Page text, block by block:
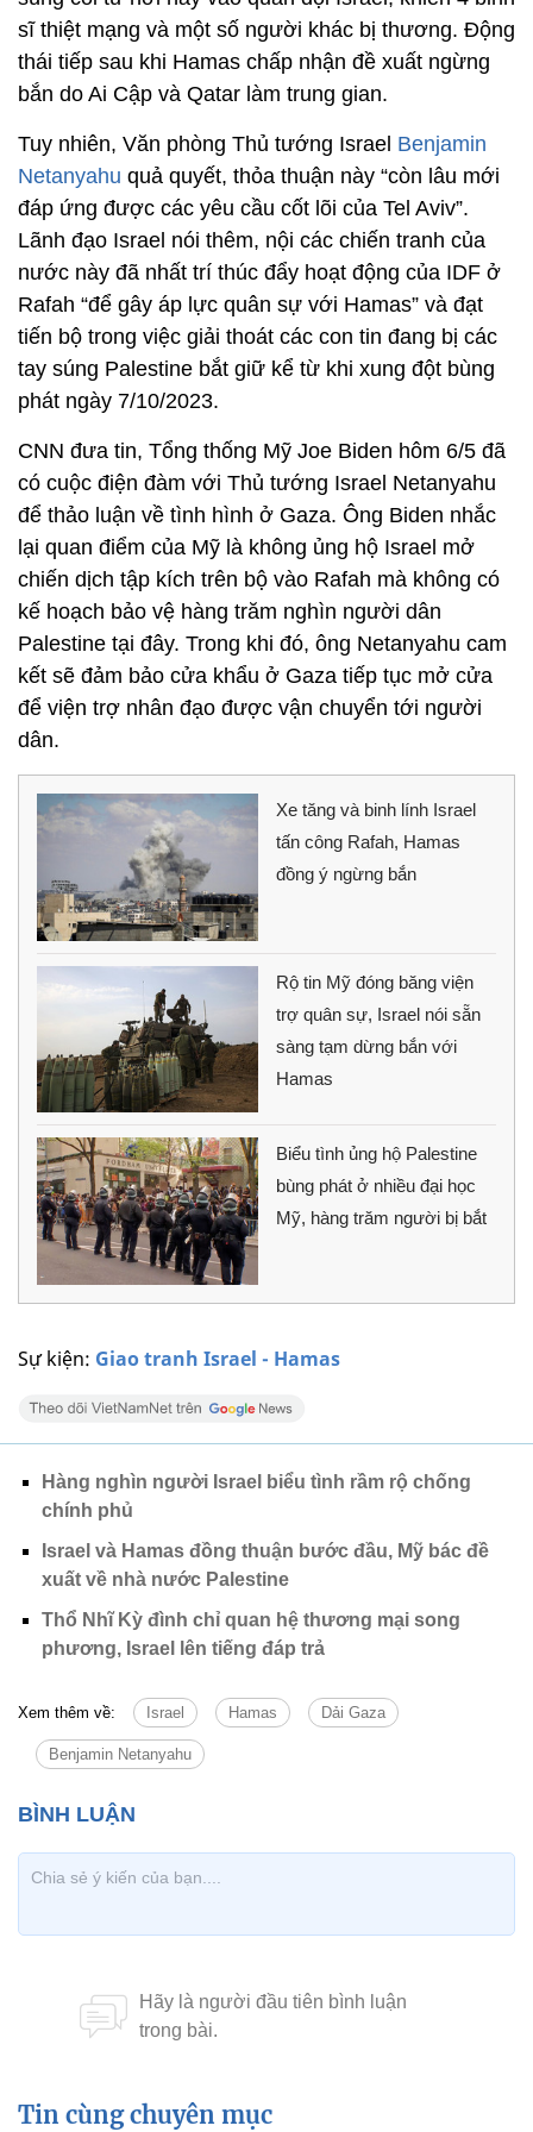
Sự kiện: Giao tranh Israel - Hamas
sĩ thiệt mạng và một số người khác bị thương. Động
thái tiếp sau khi Hamas chấp nhận đề xuất ngừng
bắn do Ai Cập và Qatar làm trung gian.
Tuy nhiên, Văn phòng Thủ tướng Israel Benjamin
Netanyahu quả quyết, thỏa thuận này “còn lâu mới
đáp ứng được các yêu cầu cốt lõi của Tel Aviv”.
Lãnh đạo Israel nói thêm, nội các chiến tranh của
nước này đã nhất trí thúc đẩy hoạt động của IDF ở
Rafah “để gây áp lực quân sự với Hamas” và đạt
tiến bộ trong việc giải thoát các con tin đang bị các
tay súng Palestine bắt giữ kể từ khi xung đột bùng
phát ngày 7/10/2023.
CNN đưa tin, Tổng thống Mỹ Joe Biden hôm 6/5 đã
có cuộc điện đàm với Thủ tướng Israel Netanyahu
để thảo luận về tình hình ở Gaza. Ông Biden nhắc
lại quan điểm của Mỹ là không ủng hộ Israel mở
chiến dịch tập kích trên bộ vào Rafah mà không có
kế hoạch bảo vệ hàng trăm nghìn người dân
Palestine tại đây. Trong khi đó, ông Netanyahu cam
kết sẽ đảm bảo cửa khẩu ở Gaza tiếp tục mở cửa
để viện trợ nhân đạo được vận chuyển tới người
dân.
Xe tăng và binh lính Israel
tấn công Rafah, Hamas
đồng ý ngừng bắn
Rộ tin Mỹ đóng băng viện
trợ quân sự, Israel nói sẵn
sàng tạm dừng bắn với
Hamas
Biểu tình ủng hộ Palestine
bùng phát ở nhiều đại học
Mỹ, hàng trăm người bị bắt
Hàng nghìn người Israel biểu tình rầm rộ chống
chính phủ
Israel và Hamas đồng thuận bước đầu, Mỹ bác đề
xuất về nhà nước Palestine
Thổ Nhĩ Kỳ đình chỉ quan hệ thương mại song
phương, Israel lên tiếng đáp trả
Xem thêm về: Israel Hamas Dải Gaza
Benjamin Netanyahu
Tin cùng chuyên mục